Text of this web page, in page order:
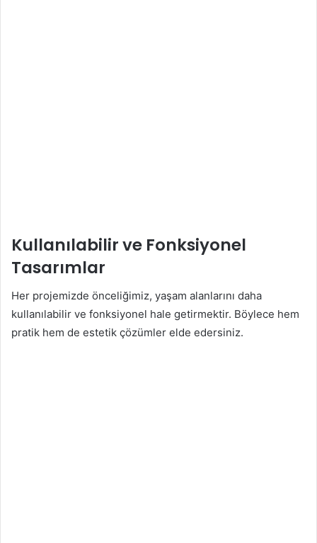
Kullanılabilir ve Fonksiyonel
Tasarımlar
Her projemizde önceliğimiz, yaşam alanlarını daha
kullanılabilir ve fonksiyonel hale getirmektir. Böylece hem
pratik hem de estetik çözümler elde edersiniz.